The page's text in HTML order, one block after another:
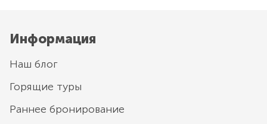
Информация
Наш блог
Горящие туры
Раннее бронирование